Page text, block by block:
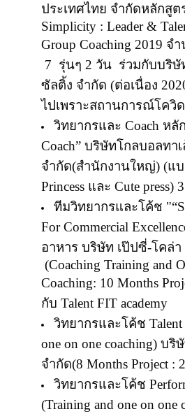
ประเทศไทย จํากัดหลักสูต
Simplicity : Leader &
Group Coaching 2019 จ
7 รุ่นๆ 2 วัน ร่วมกับบริษั
ซัลติ้ง จำกัด (ต่อเนื่อง
ไปเพราะสถานการณ์โควิ
วิทยากรและ Coach หลั
Coach” บริษัทโกลบอลทา
จำกัด(สำนักงานใหญ่) (แ
Princess และ Cute press)
ทีมวิทยากรและโค้ช "
For Commercial
อาหาร บริษัท เป๊ปซี่-โคล่า
(Coaching Training and
Coaching: 10 Months
กับ Talent FIT academy
วิทยากรและโค้ช
one on one coaching) บริ
จำกัด(8 Months Project :
วิทยากรและโค้ช
(Training and one on one